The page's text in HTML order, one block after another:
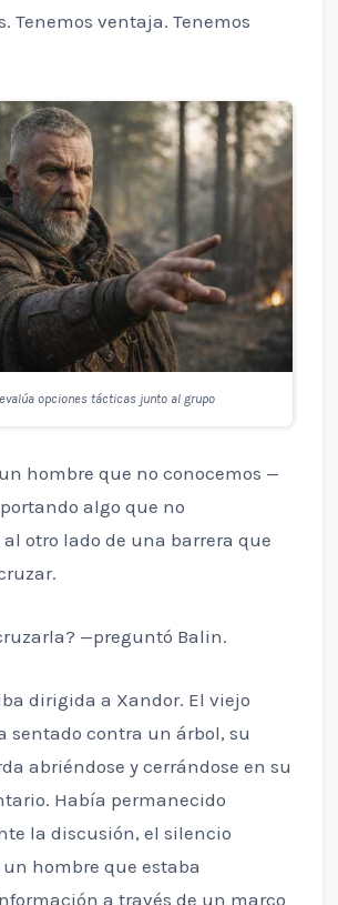
Tenemos ventaja. Tenemos
opciones tácticas junto al grupo
hombre que no conocemos —
algo que no
otro lado de una barrera que
—preguntó Balin.
dirigida a Xandor. El viejo
sentado contra un árbol, su
abriéndose y cerrándose en su
Había permanecido
la discusión, el silencio
hombre que estaba
a través de un marco